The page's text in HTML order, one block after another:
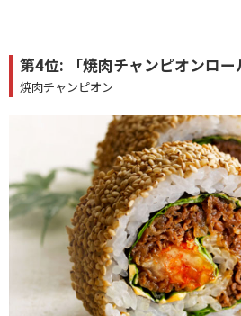
第4位: 「焼肉チャンピオンロー
焼肉チャンピオン